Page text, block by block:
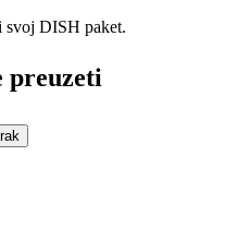
svoj DISH paket.
preuzeti